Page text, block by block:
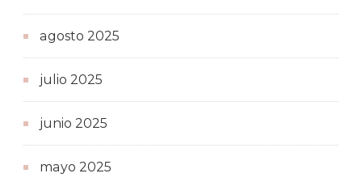
agosto 2025
julio 2025
junio 2025
mayo 2025